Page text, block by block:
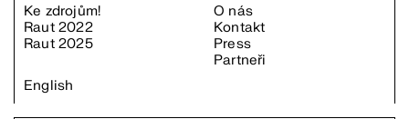
Ke zdrojům!
Raut 2022
Raut 2025
O nás
Kontakt
Press
Partneři
English